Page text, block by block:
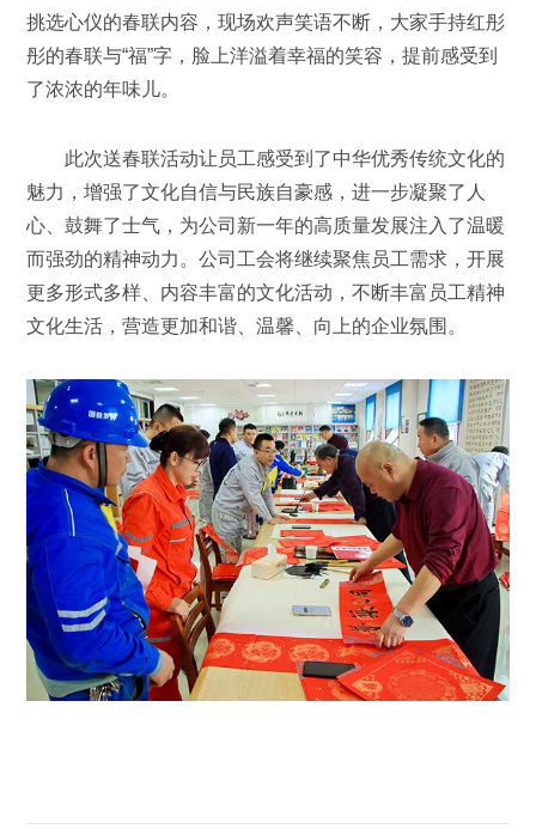
挑选心仪的春联内容，现场欢声笑语不断，大家手持红彤
彤的春联与“福”字，脸上洋溢着幸福的笑容，提前感受到
了浓浓的年味儿。
此次送春联活动让员工感受到了中华优秀传统文化的
魅力，增强了文化自信与民族自豪感，进一步凝聚了人
心、鼓舞了士气，为公司新一年的高质量发展注入了温暖
而强劲的精神动力。公司工会将继续聚焦员工需求，开展
更多形式多样、内容丰富的文化活动，不断丰富员工精神
文化生活，营造更加和谐、温馨、向上的企业氛围。